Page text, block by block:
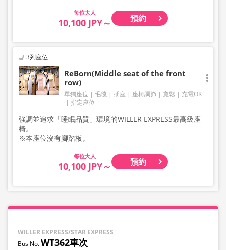
大人
10,100 JPY～ 預約
3列座位
ReBorn(Middle seat of the front
row)
單獨座位 毛毯 插座 座椅調節 寬鬆
充電OK
指定座位
強調並追求「睡眠品質」環境的WILLER EXPRESS最高級座
椅。
※本座位沒有腳踏板。
大人
10,100 JPY～ 預約
WILLER EXPRESS/STAR EXPRESS
WT362車次